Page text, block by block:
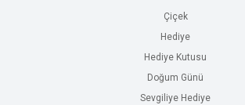
Çiçek
Hediye
Hediye Kutusu
Doğum Günü
Sevgiliye Hediye